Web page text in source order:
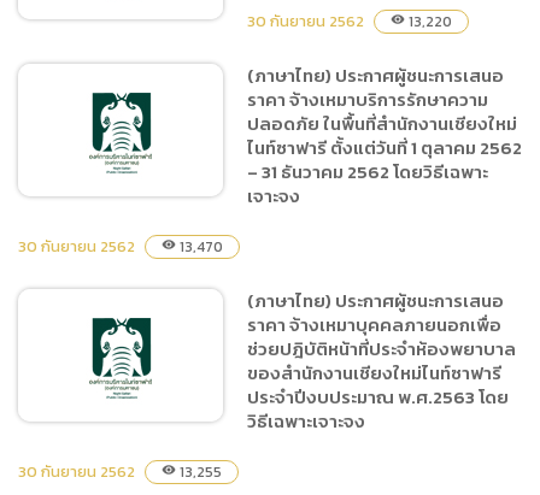
เจาะจง
(ภาษาไทย) ประกาศผู้ชนะการ
เสนอราคา เช่าใช้สัญญาณ
อินเทอร์เน็ต สำนักงานเชียง
ใหม่ไนท์ซาฟารี โดยวิธีเฉพาะ
30 กันยายน 2562 visibility 13,220
(ภาษาไทย) ประกาศผู้ชนะการ
รักษาความปลอดภัย ในพื้นที่
สำนักงานเชียงใหม่ไนท์ซาฟารี
ตั้งแต่วันที่ 1 ตุลาคม 2562 –
31 ธันวาคม 2562 โดยวิธี
(ภาษาไทย) ประกาศผู้ชนะการเสนอ
ราคา จ้างเหมาบริการรักษาความ
ปลอดภัย ในพื้นที่สำนักงานเชียงใหม่
ไนท์ซาฟารี ตั้งแต่วันที่ 1 ตุลาคม 2562
– 31 ธันวาคม 2562 โดยวิธีเฉพาะ
เจาะจง
30 กันยายน 2562 visibility 13,470
(ภาษาไทย) ประกาศผู้ชนะการเสนอ
ราคา จ้างเหมาบุคคลภายนอกเพื่อ
ช่วยปฎิบัติหน้าที่ประจำห้องพยาบาล
ของสำนักงานเชียงใหม่ไนท์ซาฟารี
ประจำปีงบประมาณ พ.ศ.2563 โดย
วิธีเฉพาะเจาะจง
30 กันยายน 2562 visibility 13,255